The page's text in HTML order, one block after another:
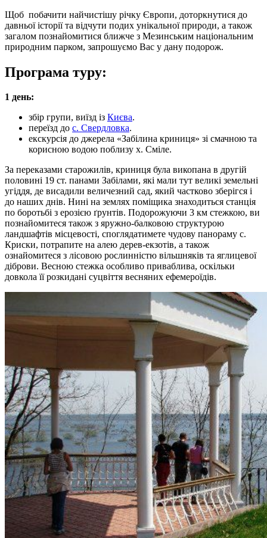
Щоб побачити найчистішу річку Європи, доторкнутися до
давньої історії та відчути подих унікальної природи, а також
загалом познайомитися ближче з Мезинським національним
природним парком, запрошуємо Вас у дану подорож.
Програма туру:
1 день:
збір групи, виїзд із Києва.
переїзд до с. Свердловка.
екскурсія до джерела «Забілина криниця» зі смачною та
корисною водою поблизу х. Сміле.
За переказами старожилів, криниця була викопана в другій
половині 19 ст. панами Забілами, які мали тут великі земельні
угіддя, де висадили величезний сад, який частково зберігся і
до наших днів. Нині на землях поміщика знаходиться станція
по боротьбі з ерозією ґрунтів. Подорожуючи 3 км стежкою, ви
познайомитеся також з яружно-балковою структурою
ландшафтів місцевості, споглядатимете чудову панораму с.
Криски, потрапите на алею дерев-екзотів, а також
ознайомитеся з лісовою рослинністю вільшняків та яглицевої
діброви. Весною стежка особливо приваблива, оскільки
довкола її розкидані суцвіття весняних ефемероїдів.